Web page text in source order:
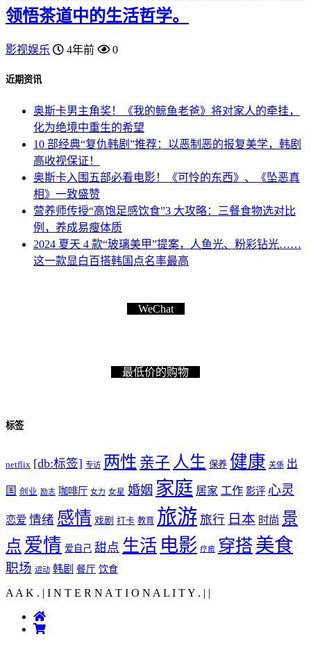
领悟茶道中的生活哲学。
影视娱乐 4年前 0
近期资讯
奥斯卡男主角奖！《我的鲸鱼老爸》将对家人的牵挂，
化为绝境中重生的希望
10 部经典“复仇韩剧”推荐：以恶制恶的报复美学，韩剧
高收视保证！
奥斯卡入围五部必看电影！《可怜的东西》、《坠恶真
相》一致盛赞
营养师传授“高饱足感饮食”3 大攻略：三餐食物选对比
例，养成易瘦体质
2024 夏天 4 款“玻璃美甲”提案，人鱼光、粉彩钻光……
这一款显白百搭韩国点名率最高
WeChat
最低价的购物
标签
netflix [db:标签] 专访 两性 亲子 人生 保养 健康 关係 出
国 创业 励志 咖啡厅 女力 女星 婚姻 家庭 居家 工作 影评 心灵
恋爱 情绪 感情 戏剧 打卡 教育 旅游 旅行 日本 时尚 景
点 爱情 爱自己 甜点 生活 电影 疗癒 穿搭美食
职场 运动 韩剧 餐厅 饮食
A A K . | I N T E R N A T I O N A L I T Y . | |